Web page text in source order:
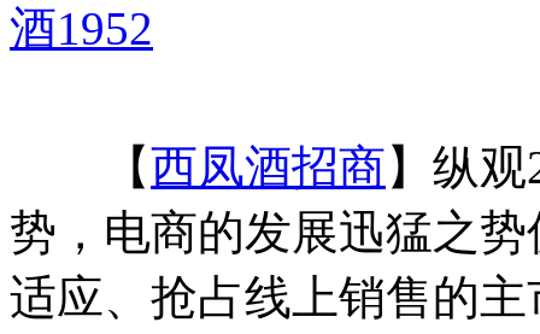
酒1952
【西凤酒招商】纵
势，电商的发展迅猛之
适应、抢占线上销售的